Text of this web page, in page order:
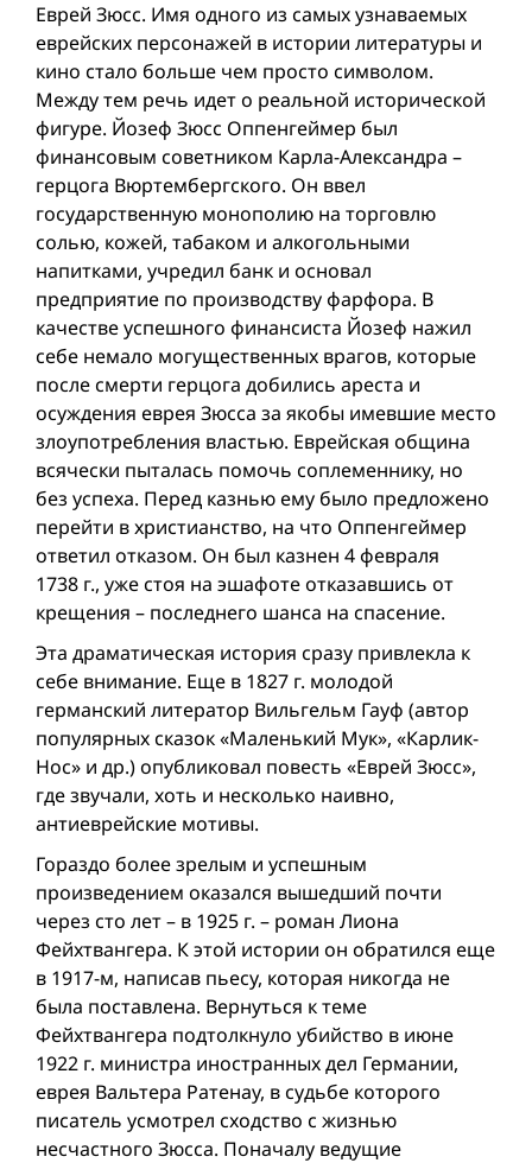
Еврей Зюсс. Имя одного из самых узнаваемых
еврейских персонажей в истории литературы и
кино стало больше чем просто символом.
Между тем речь идет о реальной исторической
фигуре. Йозеф Зюсс Оппенгеймер был
финансовым советником Карла-Александра –
герцога Вюртембергского. Он ввел
государственную монополию на торговлю
солью, кожей, табаком и алкогольными
напитками, учредил банк и основал
предприятие по производству фарфора. В
качестве успешного финансиста Йозеф нажил
себе немало могущественных врагов, которые
после смерти герцога добились ареста и
осуждения еврея Зюсса за якобы имевшие место
злоупотребления властью. Еврейская община
всячески пыталась помочь соплеменнику, но
без успеха. Перед казнью ему было предложено
перейти в христианство, на что Оппенгеймер
ответил отказом. Он был казнен 4 февраля
1738 г., уже стоя на эшафоте отказавшись от
крещения – последнего шанса на спасение.
Эта драматическая история сразу привлекла к
себе внимание. Еще в 1827 г. молодой
германский литератор Вильгельм Гауф (автор
популярных сказок «Маленький Мук», «Карлик-
Нос» и дp.) опубликовал повесть «Еврей Зюсс»,
где звучали, хоть и несколько наивно,
антиеврейские мотивы.
Гораздо более зрелым и успешным
произведением оказался вышедший почти
через сто лет – в 1925 г. – роман Лиона
Фейхтвангера. К этой истории он обратился еще
в 1917-м, написав пьесу, которая никогда не
была поставлена. Вернуться к теме
Фейхтвангера подтолкнуло убийство в июне
1922 г. министра иностранных дел Германии,
еврея Вальтера Ратенау, в судьбе которого
писатель усмотрел сходство с жизнью
несчастного Зюсса. Поначалу ведущие